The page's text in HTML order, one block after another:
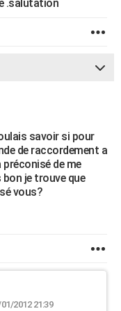
.salutation
savoir si pour
de raccordement a
de me
je trouve que
vous?
2012 21:39